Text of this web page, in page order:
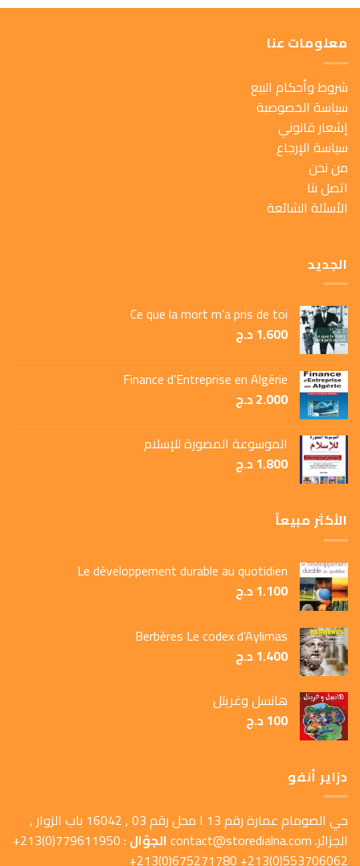
معلومات عنا
شروط وأحكام البيع
سياسة الخصوصية
إشعار قانوني
سياسة الإرجاع
من نحن
اتصل بنا
الأسئلة الشائعة
الجديد
Ce que la mort m’a pris de toi
1.600د.ج
Finance d’Entreprise en Algérie
2.000د.ج
الموسوعة المصورة للإسلام
1.800د.ج
الأكثر مبيعاً
Le développement durable au quotidien
1.100د.ج
Berbères Le codex d’Aylimas
1.400د.ج
هانسل وغريتل
100د.ج
دزاير أنفو
حي الصومام عمارة رقم 13 ا محل رقم 03 , 16042 باب الزوار ,
الجزائر.contact@storedialna.comالجوّال
: 779611950(0)213+
553706062(0)213+ 675271780(0)213+